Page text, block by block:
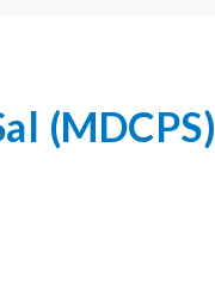
(MDCPS)